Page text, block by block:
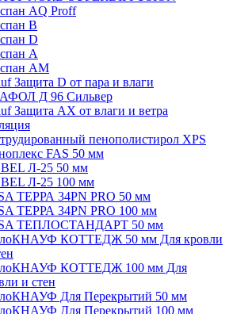
AQ Proff
В
D
А
АМ
Защита D от пара и влаги
Д 96 Сильвер
Защита AX от влаги и ветра
пенополистирол XPS
FAS 50 мм
Л-25 50 мм
Л-25 100 мм
ТЕРРА 34PN PRO 50 мм
ТЕРРА 34PN PRO 100 мм
ТЕПЛОСТАНДАРТ 50 мм
КОТТЕДЖ 50 мм Для кровли
КОТТЕДЖ 100 мм Для
и стен
Для Перекрытий 50 мм
Для Перекрытий 100 мм